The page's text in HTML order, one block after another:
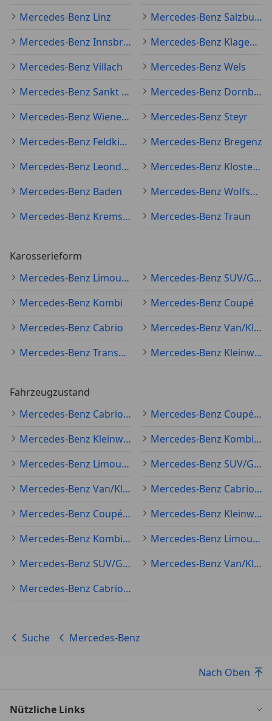
Mercedes-Benz Linz
Mercedes-Benz Salzburg
Mercedes-Benz Innsbruck
Mercedes-Benz Klagenfurt am Wörthersee
Mercedes-Benz Villach
Mercedes-Benz Wels
Mercedes-Benz Sankt Pölten
Mercedes-Benz Dornbirn
Mercedes-Benz Wiener Neustadt
Mercedes-Benz Steyr
Mercedes-Benz Feldkirch
Mercedes-Benz Bregenz
Mercedes-Benz Leonding
Mercedes-Benz Klosterneuburg
Mercedes-Benz Baden
Mercedes-Benz Wolfsberg
Mercedes-Benz Krems an der Donau
Mercedes-Benz Traun
Karosserieform
Mercedes-Benz Limousine
Mercedes-Benz SUV/Geländewagen/Pickup
Mercedes-Benz Kombi
Mercedes-Benz Coupé
Mercedes-Benz Cabrio
Mercedes-Benz Van/Kleinbus
Mercedes-Benz Transporter
Mercedes-Benz Kleinwagen
Fahrzeugzustand
Mercedes-Benz Cabrio Gebraucht
Mercedes-Benz Coupé Gebraucht
Mercedes-Benz Kleinwagen Gebraucht
Mercedes-Benz Kombi Gebraucht
Mercedes-Benz Limousine Gebraucht
Mercedes-Benz SUV/Geländewagen/Pickup Gebraucht
Mercedes-Benz Van/Kleinbus Gebraucht
Mercedes-Benz Cabrio Oldtimer
Mercedes-Benz Coupé Jahreswagen
Mercedes-Benz Kleinwagen Jahreswagen
Mercedes-Benz Kombi Jahreswagen
Mercedes-Benz Limousine Jahreswagen
Mercedes-Benz SUV/Geländewagen/Pickup Jahreswagen
Mercedes-Benz Van/Kleinbus Jahreswagen
Mercedes-Benz Cabrio Jahreswagen
Suche Mercedes-Benz
Nach Oben
Nützliche Links